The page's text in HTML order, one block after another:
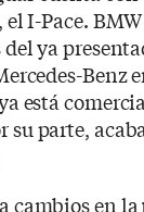
I-Pace.
ya
Benz
está
su parte,
cambios en la